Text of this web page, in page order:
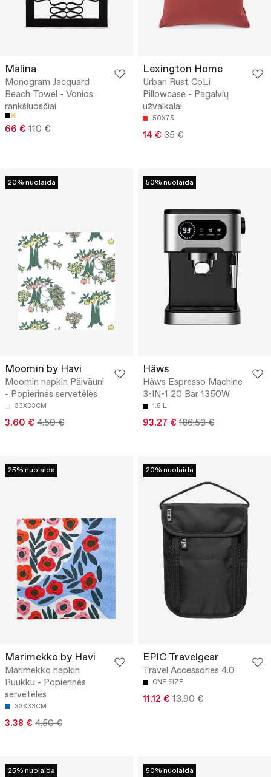
Malina
Monogram Jacquard
Beach Towel - Vonios
rankšluosčiai
66 € 110 €
Lexington Home
Urban Rust CoLi
Pillowcase - Pagalvių
užvalkalai
50X75
14 € 35 €
20% nuolaida
Moomin by Havi
Moomin napkin Päiväuni
- Popierinės servetėlės
33X33CM
3.60 € 4.50 €
50% nuolaida
Hâws
Hâws Espresso Machine
3-IN-1 20 Bar 1350W
1.5 L
93.27 € 186.53 €
25% nuolaida
Marimekko by Havi
Marimekko napkin
Ruukku - Popierinės
servetėlės
33X33CM
3.38 € 4.50 €
20% nuolaida
EPIC Travelgear
Travel Accessories 4.0
ONE SIZE
11.12 € 13.90 €
25% nuolaida 50% nuolaida